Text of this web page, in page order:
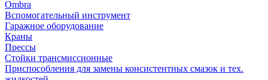
Ombra
Вспомогательный инструмент
Гаражное оборудование
Краны
Прессы
Стойки трансмиссионные
Приспособления для замены консистентных смазок и тех.